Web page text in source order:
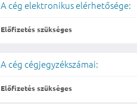
A cég elektronikus elérhetősége:
Előfizetés szükséges
A cég cégjegyzékszámai:
Előfizetés szükséges